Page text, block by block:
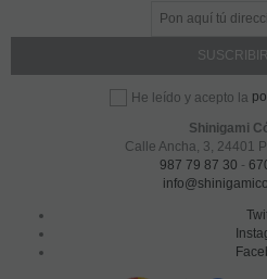
He leído y acepto la
Shinigami
Calle Ancha, 3, 24401
987 79 87 30 -